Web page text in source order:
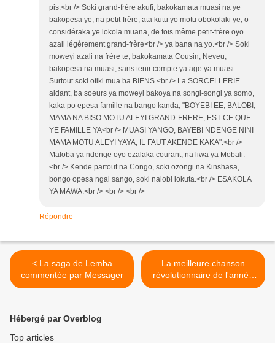
pis.<br /> Soki grand-frère akufi, bakokamata muasi na ye
bakopesa ye, na petit-frère, ata kutu yo motu obokolaki ye, o
considéraka ye lokola muana, de fois même petit-frère oyo
azali légèrement grand-frère<br /> ya bana na yo.<br /> Soki
moweyi azali na frère te, bakokamata Cousin, Neveu,
bakopesa na muasi, sans tenir compte ya age ya muasi.
Surtout soki otiki mua ba BIENS.<br /> La SORCELLERIE
aidant, ba soeurs ya moweyi bakoya na songi-songi ya somo,
kaka po epesa famille na bango kanda, "BOYEBI EE, BALOBI,
MAMA NA BISO MOTU ALEYI GRAND-FRERE, EST-CE QUE
YE FAMILLE YA<br /> MUASI YANGO, BAYEBI NDENGE NINI
MAMA MOTU ALEYI YAYA, IL FAUT AKENDE KAKA".<br />
Maloba ya ndenge oyo ezalaka courant, na liwa ya Mobali.
<br /> Kende partout na Congo, soki ozongi na Kinshasa,
bongo opesa ngai sango, soki nalobi lokuta.<br /> ESAKOLA
YA MAWA.<br /> <br /> <br />
Répondre
< La saga de Lemba
commentée par Messager
La meilleure chanson
révolutionnaire de l'année
1966 >
Hébergé par Overblog
Top articles